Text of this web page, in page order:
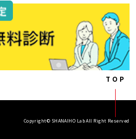
Copyright© SHANAIHO Lab All Right Reserved
TOP